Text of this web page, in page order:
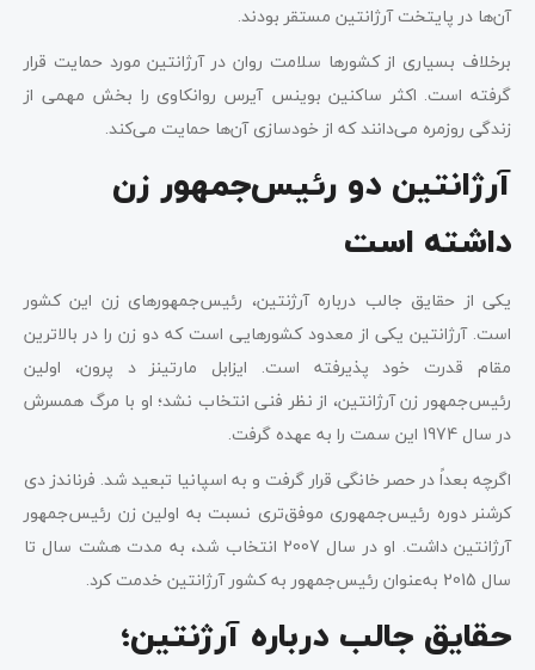
آن‌ها در پایتخت آرژانتین مستقر بودند.
برخلاف بسیاری از کشورها سلامت روان در آرژانتین مورد حمایت قرار
گرفته است. اکثر ساکنین بوینس آیرس روانکاوی را بخش مهمی از
زندگی روزمره می‌دانند که از خودسازی آن‌ها حمایت می‌کند.
آرژانتین دو رئیس‌جمهور زن
داشته است
یکی از حقایق جالب درباره آرژنتین، رئیس‌جمهورهای زن این کشور
است. آرژانتین یکی از معدود کشورهایی است که دو زن را در بالاترین
مقام قدرت خود پذیرفته است. ایزابل مارتینز د پرون، اولین
رئیس‌جمهور زن آرژانتین، از نظر فنی انتخاب نشد؛ او با مرگ همسرش
در سال 1974 این سمت را به عهده گرفت.
اگرچه بعداً در حصر خانگی قرار گرفت و به اسپانیا تبعید شد. فرناندز دی
کرشنر دوره رئیس‌جمهوری موفق‌تری نسبت به اولین زن رئیس‌جمهور
آرژانتین داشت. او در سال 2007 انتخاب شد، به مدت هشت سال تا
سال 2015 به‌عنوان رئیس‌جمهور به کشور آرژانتین خدمت کرد.
حقایق جالب درباره آرژنتین؛